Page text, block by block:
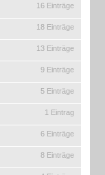
16 Einträge
18 Einträge
13 Einträge
9 Einträge
5 Einträge
1 Eintrag
6 Einträge
8 Einträge